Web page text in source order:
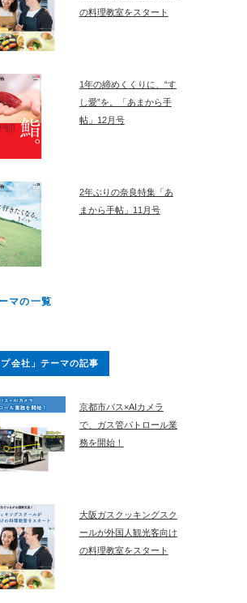
の料理教室をスタート
1年の締めくくりに、“す
し愛”を。「あまから手
帖」12月号
2年ぶりの奈良特集「あ
まから手帖」11月号
マの一覧
プ会社」テーマの記事
京都市バス×AIカメラ
で、ガス管パトロール業
務を開始！
大阪ガスクッキングスク
ールが外国人観光客向け
の料理教室をスタート